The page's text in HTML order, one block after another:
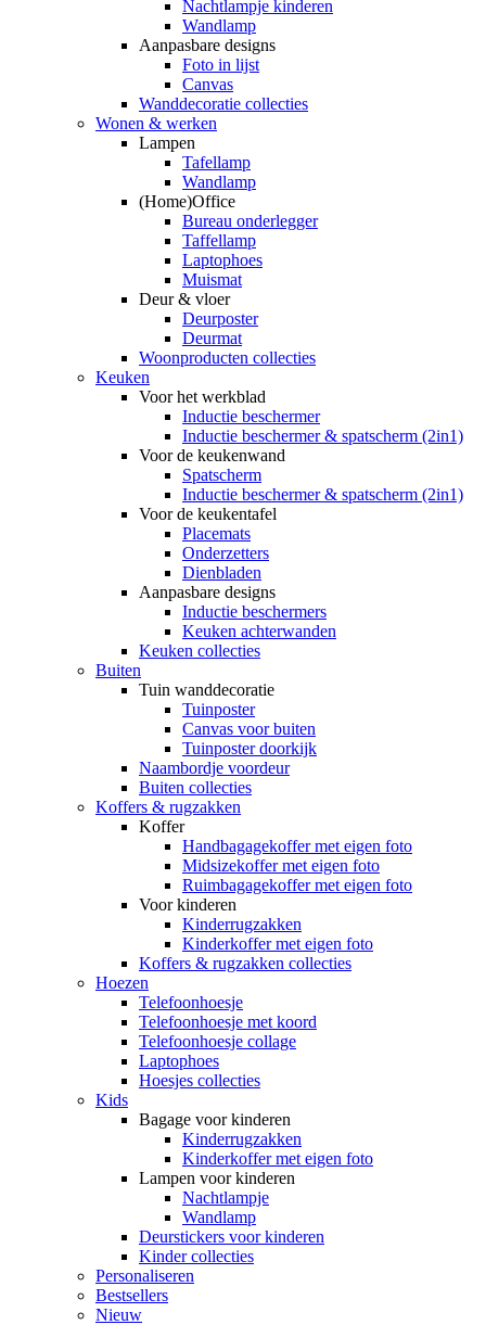
Nachtlampje kinderen
Wandlamp
Aanpasbare designs
Foto in lijst
Canvas
Wanddecoratie collecties
Wonen & werken
Lampen
Tafellamp
Wandlamp
(Home)Office
Bureau onderlegger
Taffellamp
Laptophoes
Muismat
Deur & vloer
Deurposter
Deurmat
Woonproducten collecties
Keuken
Voor het werkblad
Inductie beschermer
Inductie beschermer & spatscherm (2in1)
Voor de keukenwand
Spatscherm
Inductie beschermer & spatscherm (2in1)
Voor de keukentafel
Placemats
Onderzetters
Dienbladen
Aanpasbare designs
Inductie beschermers
Keuken achterwanden
Keuken collecties
Buiten
Tuin wanddecoratie
Tuinposter
Canvas voor buiten
Tuinposter doorkijk
Naambordje voordeur
Buiten collecties
Koffers & rugzakken
Koffer
Handbagagekoffer met eigen foto
Midsizekoffer met eigen foto
Ruimbagagekoffer met eigen foto
Voor kinderen
Kinderrugzakken
Kinderkoffer met eigen foto
Koffers & rugzakken collecties
Hoezen
Telefoonhoesje
Telefoonhoesje met koord
Telefoonhoesje collage
Laptophoes
Hoesjes collecties
Kids
Bagage voor kinderen
Kinderrugzakken
Kinderkoffer met eigen foto
Lampen voor kinderen
Nachtlampje
Wandlamp
Deurstickers voor kinderen
Kinder collecties
Personaliseren
Bestsellers
Nieuw